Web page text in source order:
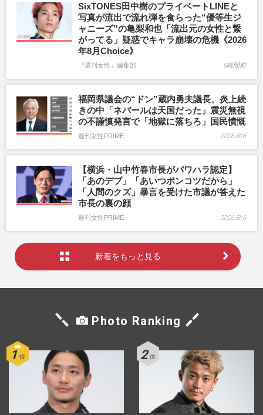
SixTONES田中樹のプライベートLINEと
写真が流出で流れ弾を食らった“優等生ジ
ャニーズ”の亀梨和也「流出元の女性と繋
がってる」疑惑でキャラ崩壊の危機《2026
年8月Choice》
『週刊女性』編集部 8時間前
福岡県議会の“ドン”蔵内勇夫議長、炎上続
きの中「ネパールは天国だった」震災無視
の不謹慎発言で「地獄に落ちろ」国民憤慨
週刊女性PRIME 2026/8/6
【横浜・山中竹春市長がパワハラ認定】
「あのデブ」「あいつポンコツだから」
「人間のクズ」暴言を受けた市議が答えた
市長の裏の顔
週刊女性PRIME 2026/8/6
新着をもっと見る
Photo Ranking